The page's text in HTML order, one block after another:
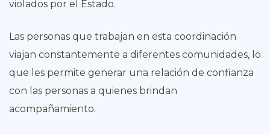
violados por el Estado.
Las personas que trabajan en esta coordinación
viajan constantemente a diferentes comunidades, lo
que les permite generar una relación de confianza
con las personas a quienes brindan
acompañamiento.